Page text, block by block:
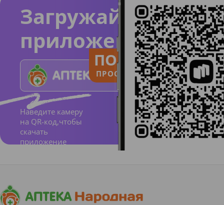
Загружайте
приложение
Наведите камеру
на QR-код,чтобы
скачать
приложение
ПОЛЬЗУЙСЯ
ПРОСТО И ПОНЯТНО